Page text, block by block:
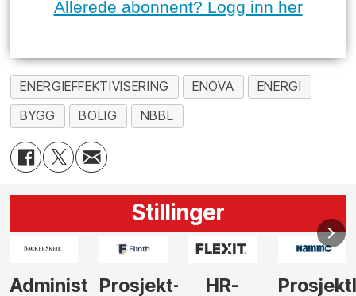
Allerede abonnent? Logg inn her
ENERGIEFFEKTIVISERING ENOVA
ENERGI
BYGG
BOLIG NBBL
Stillinger
HR-
ProsjektlederVi
Anlegg